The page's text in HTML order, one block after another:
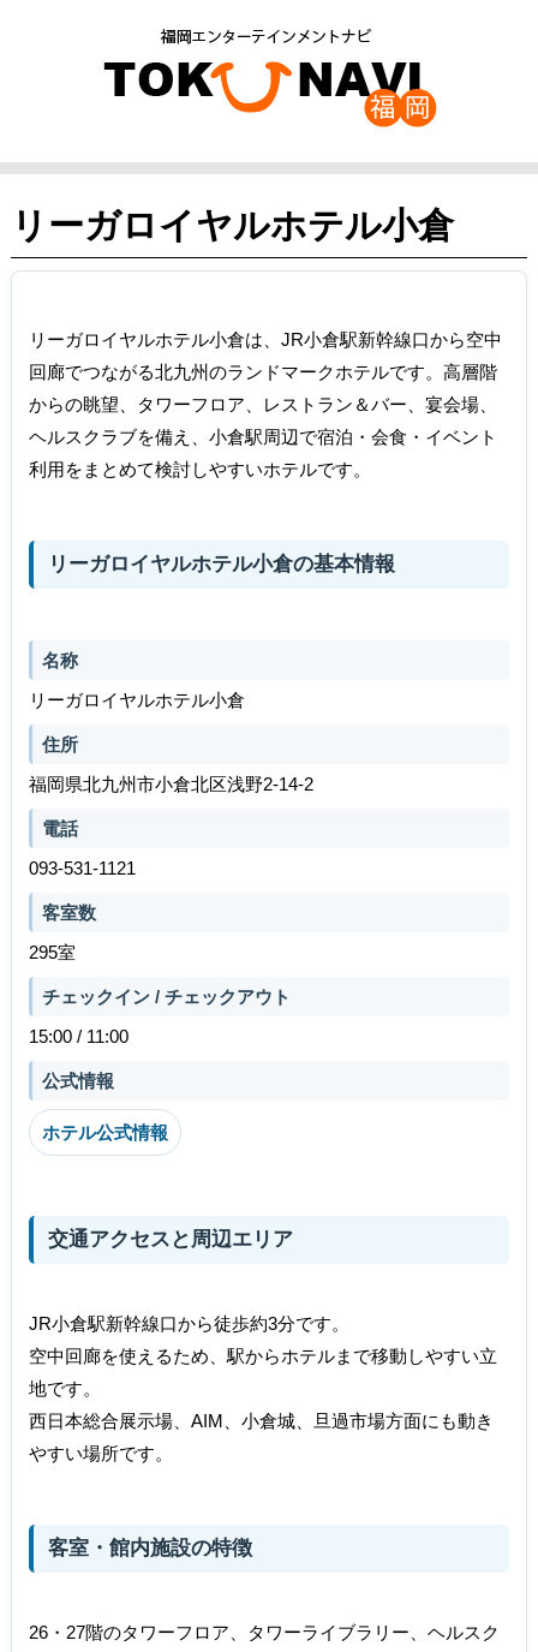
リーガロイヤルホテル小倉
リーガロイヤルホテル小倉は、JR小倉駅新幹線口から空中
回廊でつながる北九州のランドマークホテルです。高層階
からの眺望、タワーフロア、レストラン＆バー、宴会場、
ヘルスクラブを備え、小倉駅周辺で宿泊・会食・イベント
利用をまとめて検討しやすいホテルです。
リーガロイヤルホテル小倉の基本情報
名称
リーガロイヤルホテル小倉
住所
福岡県北九州市小倉北区浅野2-14-2
電話
093-531-1121
客室数
295室
チェックイン / チェックアウト
15:00 / 11:00
公式情報
ホテル公式情報
交通アクセスと周辺エリア
JR小倉駅新幹線口から徒歩約3分です。
空中回廊を使えるため、駅からホテルまで移動しやすい立
地です。
西日本総合展示場、AIM、小倉城、旦過市場方面にも動き
やすい場所です。
客室・館内施設の特徴
26・27階のタワーフロア、タワーライブラリー、ヘルスク